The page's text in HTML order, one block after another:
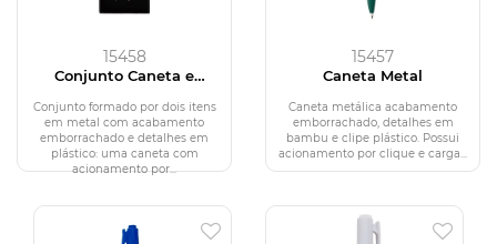
15458
Conjunto Caneta e
Conjunto formado por dois itens
em metal com acabamento
emborrachado e detalhes em
plástico: uma caneta com
acionamento por...
15457
Caneta Metal
Caneta metálica acabamento
emborrachado, detalhes em
bambu e clipe plástico. Possui
acionamento por clique e carga...